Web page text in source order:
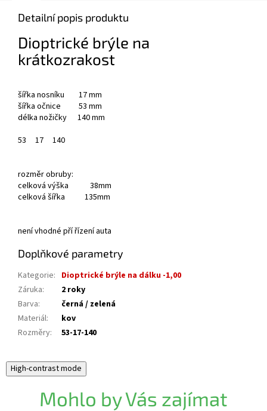
Detailní popis produktu
Dioptrické brýle na
krátkozrakost
šířka nosníku 17 mm
šířka očnice 53 mm
délka nožičky 140 mm
53
17 140
rozměr obruby:
celková výška 38mm
celková šířka 135mm
není vhodné pří řízení auta
Doplňkové parametry
Kategorie: Dioptrické brýle na dálku -1,00
Záruka:
2 roky
Barva:
černá / zelená
Materiál:
kov
Rozměry: 53-17-140
High-contrast mode
Mohlo by Vás zajímat